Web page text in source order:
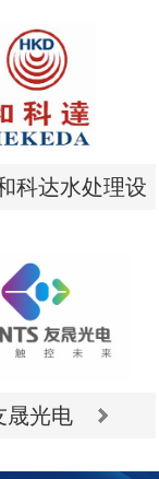
科达水处理设
科达水处理设
有限公司
晟光电